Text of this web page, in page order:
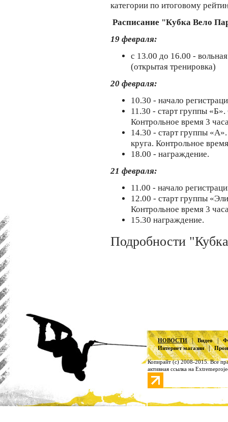
категории по итоговому
Расписание "Кубка Вело
19 февраля:
с 13.00 до 16.00 -
(открытая тренировка)
20 февраля:
10.30 - начало
11.30 - старт группы
Контрольное время 3
14.30 - старт группы
круга. Контрольное
18.00 - награждение.
21 февраля:
11.00 - начало
12.00 - старт группы
Контрольное время 3
15.30 награждение.
Подробности
НОВОСТИ|Видео|
Интернет магазин|
Копирайт (с) 2008-2015. Все
активная ссылка на